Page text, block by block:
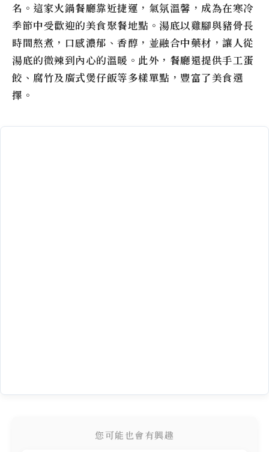
名。這家火鍋餐廳靠近捷運，氣氛溫馨，成為在寒冷
季節中受歡迎的美食聚餐地點。湯底以雞腳與豬骨長
時間熬煮，口感濃郁、香醇，並融合中藥材，讓人從
湯底的微辣到內心的溫暖。此外，餐廳還提供手工蛋
餃、腐竹及廣式煲仔飯等多樣單點，豐富了美食選
擇。
您可能也會有興趣